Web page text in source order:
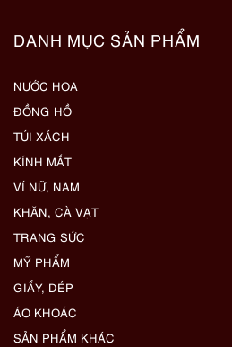
DANH MỤC SẢN PHẨM
NƯỚC HOA
ĐỒNG HỒ
TÚI XÁCH
KÍNH MẮT
VÍ NỮ, NAM
KHĂN, CÀ VẠT
TRANG SỨC
MỸ PHẨM
GIẦY, DÉP
ÁO KHOÁC
SẢN PHẨM KHÁC